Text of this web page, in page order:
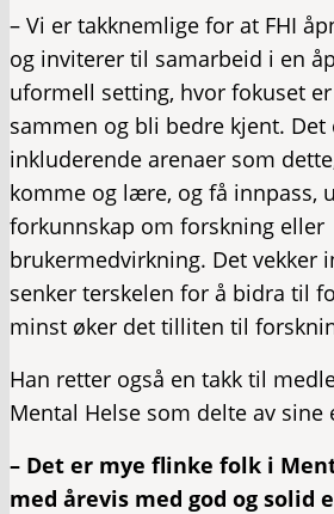
– Vi er takknemlige for at FHI
og inviterer til samarbeid i en
uformell setting, hvor fokuset
sammen og bli bedre kjent. Det
inkluderende arenaer som
komme og lære, og få innpass,
forkunnskap om forskning eller
brukermedvirkning. Det vekker
senker terskelen for å bidra til
minst øker det tilliten til
Han retter også en takk til
Mental Helse som delte av sine
– Det er mye flinke folk i
med årevis med god og solid